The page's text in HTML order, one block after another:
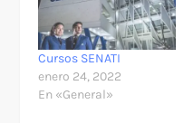
Cursos SENATI
enero 24, 2022
En «General»